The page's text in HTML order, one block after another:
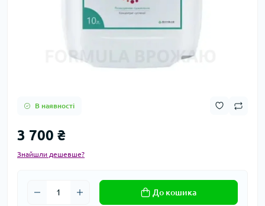
В наявності
3 700 ₴
Знайшли дешевше?
До кошика